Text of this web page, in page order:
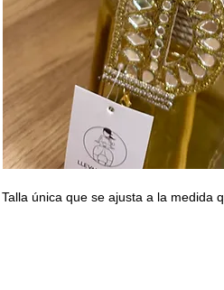
Talla única que se ajusta a la medida